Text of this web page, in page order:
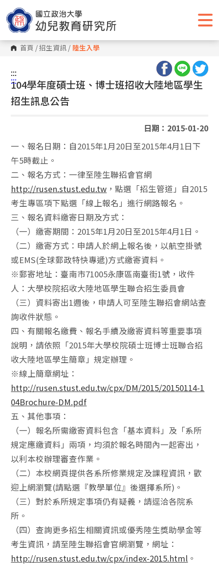
到
主
要
內
容
區 首頁 /招生資訊 / 陸生入學
:::
:::
104學年度碩士班、博士班招收大陸地區學生
招生訊息公告
日期：2015-01-20
一、報名日期：自2015年1月20日至2015年4月1日下
午5時截止。
二、報名方式：一律至陸生聯招會官網
http://rusen.stust.edu.tw ，點選「招生管道」自2015
考生專區項下點選「線上報名」進行網路報名。
三、報名資料繳寄日期及方式：
（一）繳寄期間：2015年1月20日至2015年4月1日。
（二）繳寄方式：申請人於網上報名後，以航空掛號
或EMS(全球郵政特快專遞)方式繳寄資料。
※郵寄地址：臺南市71005永康區南臺街1號，收件
人：大學校院招收大陸地區學生聯合招生委員會
（三）資料寄出1週後，申請人可至陸生聯招會網站查
詢收件狀態。
四、有關報名繳費、報名手續及繳寄資料等重要事項
說明，請依照「2015年大學校院碩士班博士班聯合招
收大陸地區學生簡章」規定辦理。
※線上簡章網址：
http://rusen.stust.edu.tw/cpx/DM/2015/20150114-1
04Brochure-DM.pdf
五、其他事項：
（一）報名所需繳寄資料包含「基本資料」及「系所
規定應繳資料」兩項，均須於報名時間內一起寄出，
以利本校辦理審查作業。
（二）本校網頁提供各系所修業規定及課程資訊，歡
迎上網瀏覽(請點選『教學單位』後選擇系所)。
（三）對於系所規定事項仍有疑義，請逕洽各院系
所。
（四）查詢更多招生相關資訊或優秀陸生獎助學金等
考生資訊，請至陸生聯招會官網瀏覽，網址：
http://rusen.stust.edu.tw/cpx/index-2015.html 。